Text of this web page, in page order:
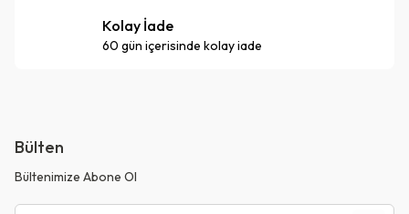
Kolay İade
60 gün içerisinde kolay iade
Bülten
Bültenimize Abone Ol